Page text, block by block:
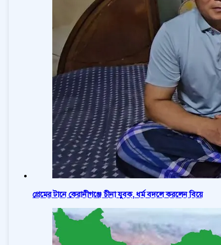
প্রেমের টানে কেরানীগঞ্জে চীনা যুবক, ধর্ম বদলে করলেন বিয়ে